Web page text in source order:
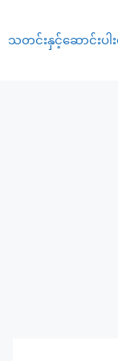
သတင်းနှင့်ဆောင်းပါး